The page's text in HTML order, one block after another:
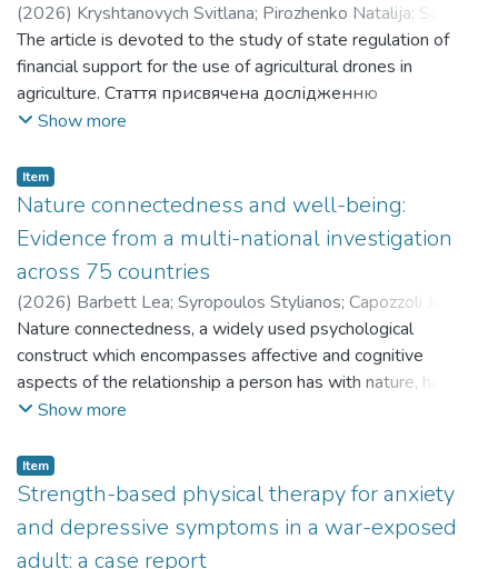
(2026) Kryshtanovych Svitlana; Pirozhenko Natalija; Sokolik
Larysa;Kotsiurba Olha;Khavarivskyi Ustym ;Tarnavskyi
Mykhailo;Криштанович Світлана;Піроженко Наталія
Соколік Лариса;Коцюрба Ольга;Хаварівський Устим
Тарнавський Михайло
The article is devoted to the study of state regulation of
financial support for the use of agricultural drones in
agriculture. Стаття присвячена дослідженню
державного регулювання фінансової підтримки
сільському господарстві.
Show more
Item
Nature connectedness and well-being:
Evidence from a multi-national investigation
across 75 countries
(2026) Barbett Lea; Syropoulos Stylianos; Capozzoli Jin
Bodnar Ivanna;Pavlova Yuliia;Боднар Іванна;Павлова
Юлія
Nature connectedness, a widely used psychological
construct which encompasses affective and cognitive
aspects of the relationship a person has with nature, has
become a central variable of interest in environmental
Зв'язок з природою, широко використовуваний
психологічний конструкт, який охоплює афективні та
когнітивні аспекти стосунків людини з природою, став
центральною змінною, що викликає інтерес у
Show more
Item
Strength-based physical therapy for anxiety
and depressive symptoms in a war-exposed
adult: a case report